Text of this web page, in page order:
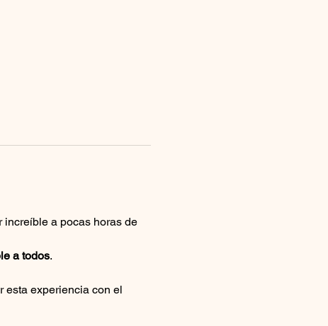
increíble a pocas horas de
a todos.
esta experiencia con el